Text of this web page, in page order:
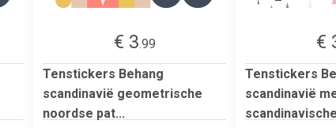
€ 3.99
Tenstickers Behang
scandinavië geometrische
noordse pat...
€
Tenstickers
scandinavië